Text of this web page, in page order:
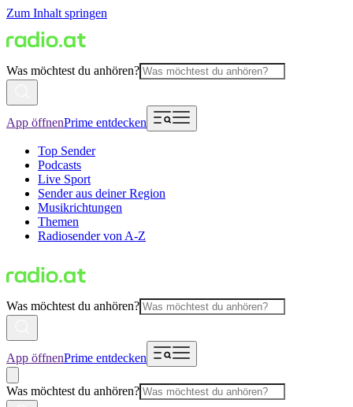
Zum Inhalt springen
Was möchtest du anhören?
App öffnenPrime entdecken
Top Sender
Podcasts
Live Sport
Sender aus deiner Region
Musikrichtungen
Themen
Radiosender von A-Z
Was möchtest du anhören?
App öffnenPrime entdecken
Was möchtest du anhören?